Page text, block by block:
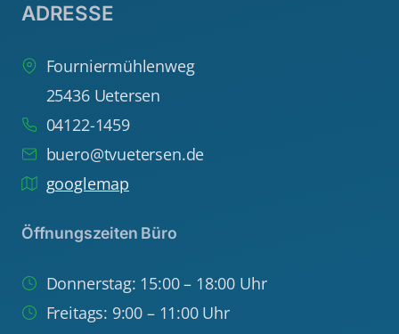
ADRESSE
Fourniermühlenweg
25436 Uetersen
04122-1459
buero@tvuetersen.de
googlemap
Öffnungszeiten Büro
Donnerstag: 15:00 – 18:00 Uhr
Freitags: 9:00 – 11:00 Uhr